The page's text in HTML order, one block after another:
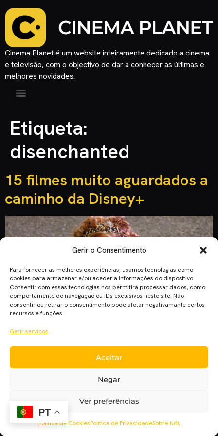
Gerir o Consentimento
Para fornecer as melhores experiências, usamos tecnologias como
cookies para armazenar e/ou aceder a informações do dispositivo.
Consentir com essas tecnologias nos permitirá processar dados, como
comportamento de navegação ou IDs exclusivos neste site. Não
consentir ou retirar o consentimento pode afetar negativamante certos
recursos e funções.
Gerir serviços
Aceitar
Negar
Ver preferências
Política de CookiesPolítica de PrivacidadeSobre Nós
Cinema Planet é um website inteiramente dedicado a cinema
e televisão, com o objectivo de dar a conhecer as últimas e
melhores novidades.
Etiqueta:
disenchanted
15 filmes muito aguardados a
caminho da Disney+
Alguns remakes live-action fazem parte da lista de filmes a
de desportistas. Novos filmes de Robert Zemeckis, David
Lowery e Adam Shankman, chegarão diretamente à Disney+.
Filmes a caminho da Disney+ The Guardians of the Galaxy
PT